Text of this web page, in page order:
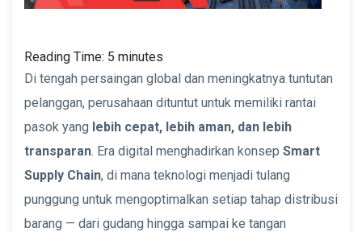
Reading Time: 5 minutes
Di tengah persaingan global dan meningkatnya tuntutan
pelanggan, perusahaan dituntut untuk memiliki rantai
pasok yang lebih cepat, lebih aman, dan lebih
transparan. Era digital menghadirkan konsep Smart
Supply Chain, di mana teknologi menjadi tulang
punggung untuk mengoptimalkan setiap tahap distribusi
barang — dari gudang hingga sampai ke tangan